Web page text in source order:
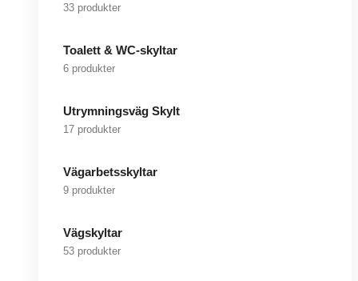
33 produkter
Toalett & WC-skyltar
6 produkter
Utrymningsväg Skylt
17 produkter
Vägarbetsskyltar
9 produkter
Vägskyltar
53 produkter